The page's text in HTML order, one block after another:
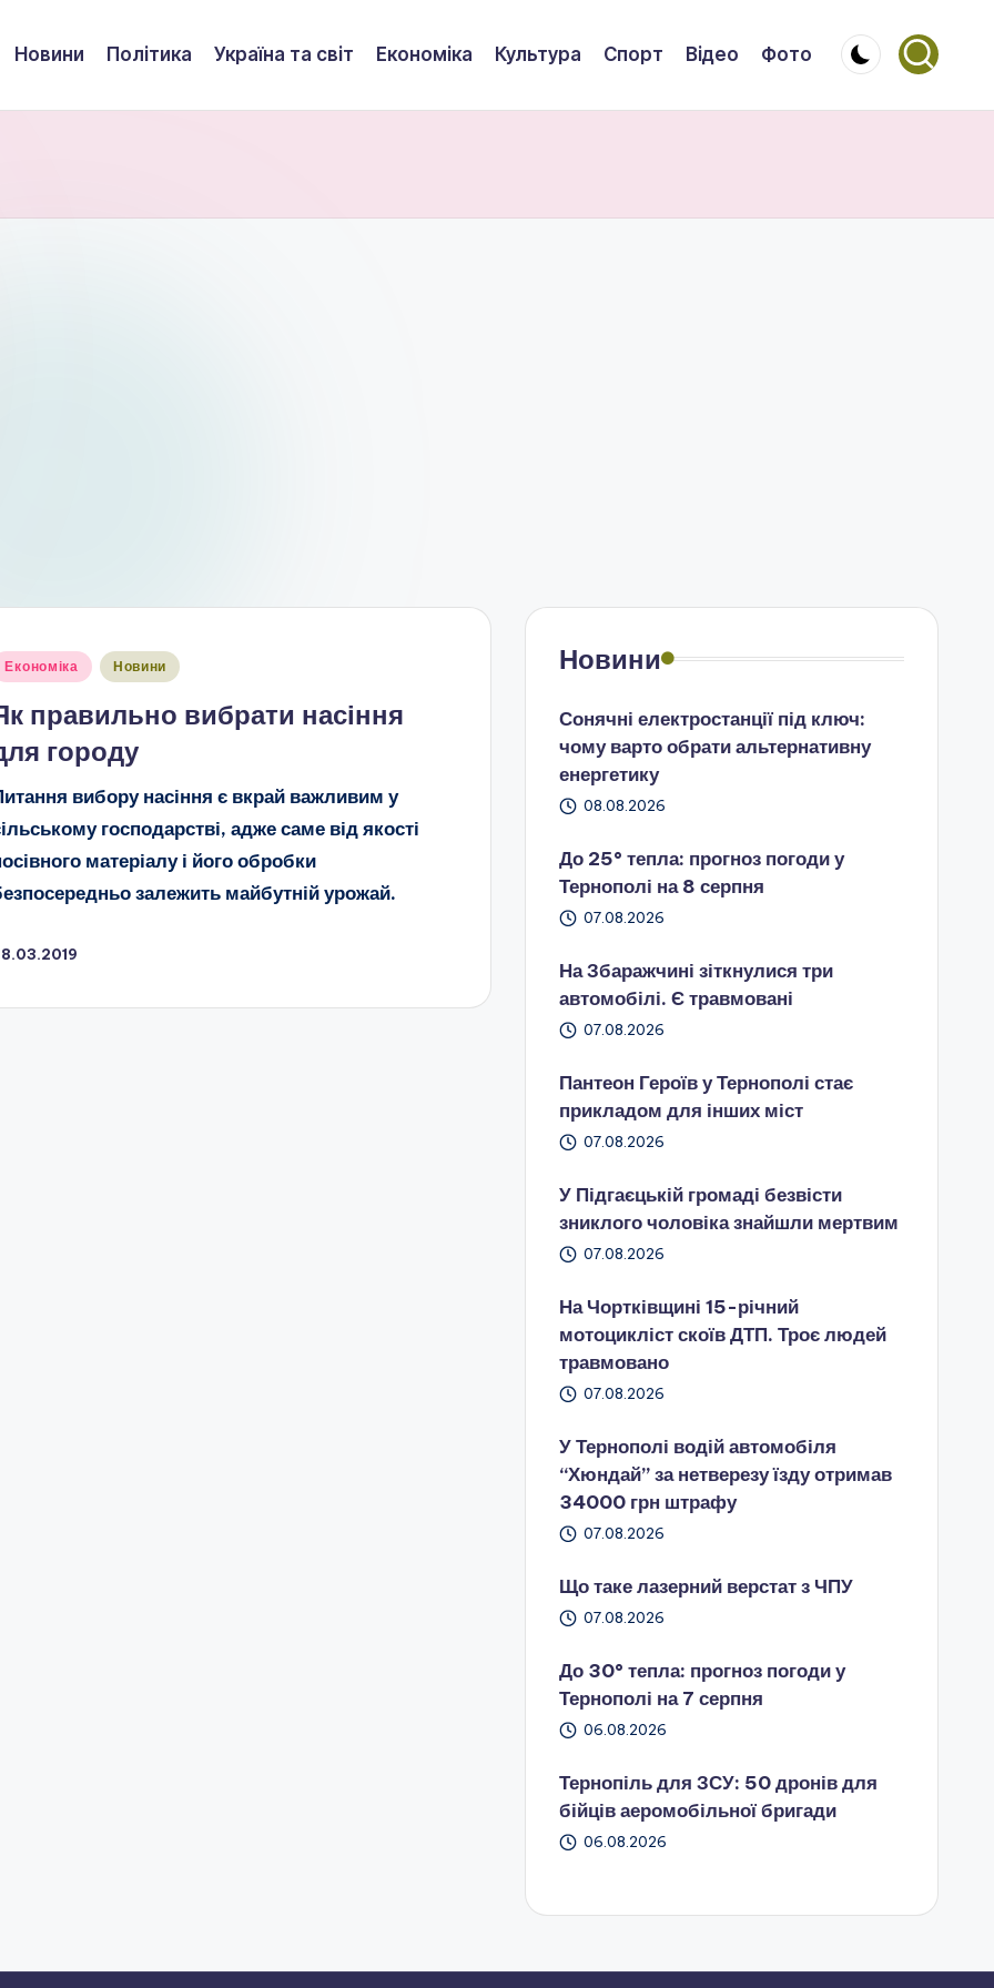
Новини Політика Україна та світ Економіка Культура Спорт Відео Фото
Економіка Новини
правильно вибрати насіння
городу
вибору насіння є вкрай важливим у
господарстві, адже саме від якості
матеріалу і його обробки
залежить майбутній урожай.
Новини
Сонячні електростанції під ключ:
чому варто обрати альтернативну
енергетику
08.08.2026
До 25° тепла: прогноз погоди у
Тернополі на 8 серпня
07.08.2026
На Збаражчині зіткнулися три
автомобілі. Є травмовані
07.08.2026
Пантеон Героїв у Тернополі стає
прикладом для інших міст
07.08.2026
У Підгаєцькій громаді безвісти
зниклого чоловіка знайшли мертвим
07.08.2026
На Чортківщині 15-річний
мотоцикліст скоїв ДТП. Троє людей
травмовано
07.08.2026
У Тернополі водій автомобіля
“Хюндай” за нетверезу їзду отримав
34000 грн штрафу
07.08.2026
Що таке лазерний верстат з ЧПУ
07.08.2026
До 30° тепла: прогноз погоди у
Тернополі на 7 серпня
06.08.2026
Тернопіль для ЗСУ: 50 дронів для
бійців аеромобільної бригади
06.08.2026